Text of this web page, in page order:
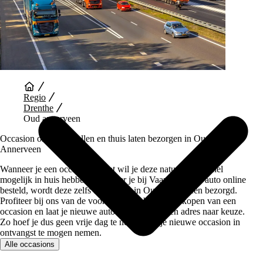
Auto Diensten
Regio
Drenthe
Oud annerveen
Occasion online bestellen en thuis laten bezorgen in Oud
Annerveen
Wanneer je een occasion koopt wil je deze natuurlijk zo snel
mogelijk in huis hebben. Wanneer je bij Vaartland.nl je auto online
besteld, wordt deze zelfs bij je thuis in Oud Annerveen bezorgd.
Profiteer bij ons van de voordelen van het online kopen van een
occasion en laat je nieuwe auto afleveren op een adres naar keuze.
Zo hoef je dus geen vrije dag te nemen om je nieuwe occasion in
ontvangst te mogen nemen.
Alle occasions